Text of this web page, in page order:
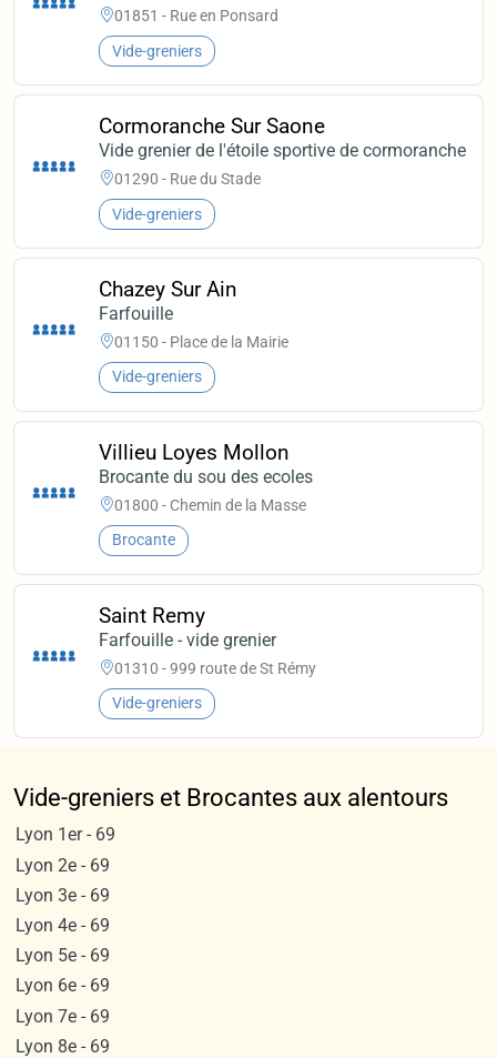
01851 - Rue en Ponsard
Vide-greniers
Cormoranche Sur Saone
Vide grenier de l'étoile sportive de cormoranche
01290 - Rue du Stade
Vide-greniers
Chazey Sur Ain
Farfouille
01150 - Place de la Mairie
Vide-greniers
Villieu Loyes Mollon
Brocante du sou des ecoles
01800 - Chemin de la Masse
Brocante
Saint Remy
Farfouille - vide grenier
01310 - 999 route de St Rémy
Vide-greniers
Vide-greniers et Brocantes aux alentours
Lyon 1er - 69
Lyon 2e - 69
Lyon 3e - 69
Lyon 4e - 69
Lyon 5e - 69
Lyon 6e - 69
Lyon 7e - 69
Lyon 8e - 69